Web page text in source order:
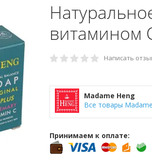
витамином
Написать
Madame Heng
Все товары
Принимаем к оплате: